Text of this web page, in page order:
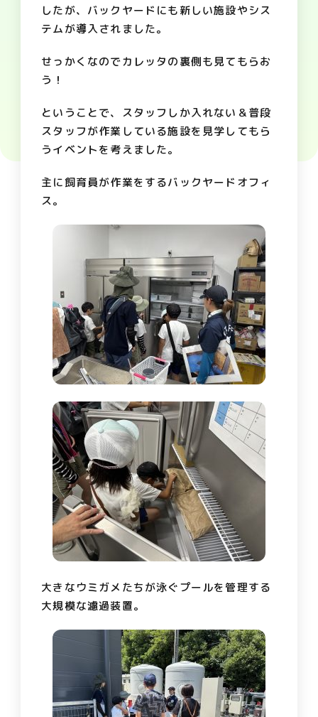
したが、バックヤードにも新しい施設やシス
テムが導入されました。
せっかくなのでカレッタの裏側も見てもらお
う！
ということで、スタッフしか入れない＆普段
スタッフが作業している施設を見学してもら
うイベントを考えました。
主に飼育員が作業をするバックヤードオフィ
ス。
大きなウミガメたちが泳ぐプールを管理する
大規模な濾過装置。